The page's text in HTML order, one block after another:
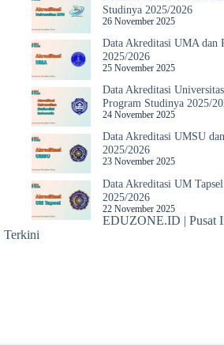
Studinya 2025/2026
26 November 2025
Data Akreditasi UMA dan
2025/2026
25 November 2025
Data Akreditasi
Program Studinya 2025/
24 November 2025
Data Akreditasi UMSU
2025/2026
23 November 2025
Data Akreditasi UM
2025/2026
22 November 2025
EDUZONE.ID | Pusat
Terkini